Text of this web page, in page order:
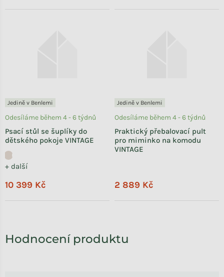
Hodnocení produktu
Jedině v Benlemi
Psací stůl se šuplíky do
dětského pokoje VINTAGE
+ další
Odesíláme během 4 - 6 týdnů
10 399 Kč
Jedině v Benlemi
Praktický přebalovací pult
pro miminko na komodu
VINTAGE
Odesíláme během 4 - 6 týdnů
2 889 Kč